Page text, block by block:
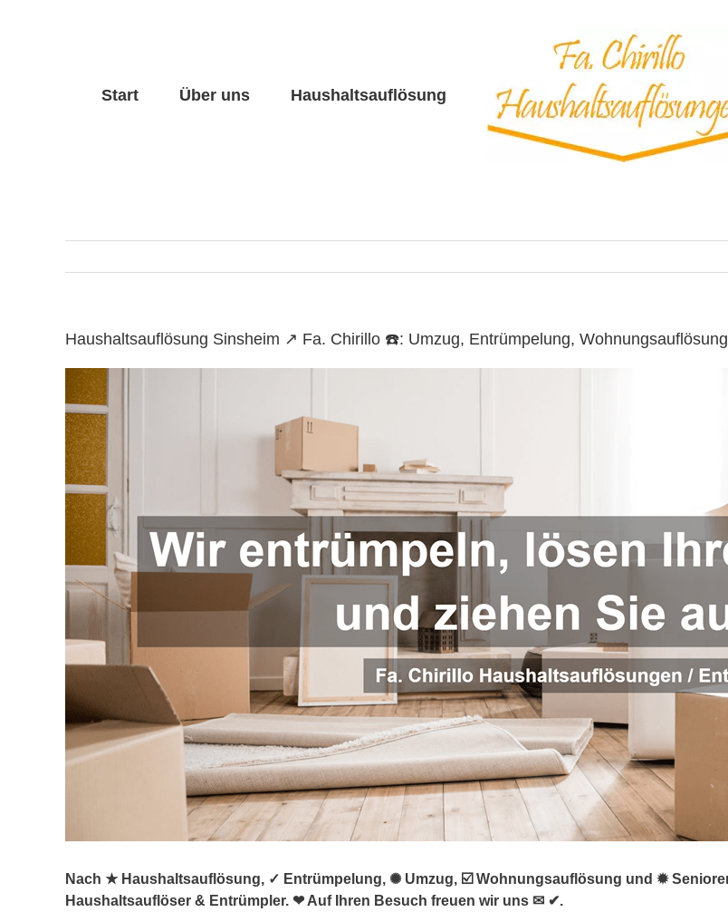
Start Über uns Haushaltsauflösung
Haushaltsauflösung Sinsheim ↗️ Fa. Chirillo ☎️: Umzug, Entrümpelung,
Nach ★ Haushaltsauflösung, ✓ Entrümpelung, ✺ Umzug, ☑️ Wohnungsauflösung und ✹
Haushaltsauflöser & Entrümpler. ❤ Auf Ihren Besuch freuen wir uns ✉ ✔.